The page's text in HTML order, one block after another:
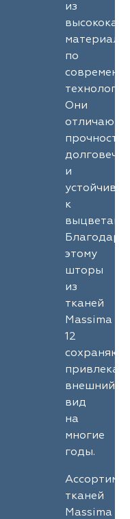
из
по
Они
и
к
Благодаря
этому
шторы
из
тканей
Massima
12
сохраняют
внешний
вид
на
многие
годы.
тканей
Massima